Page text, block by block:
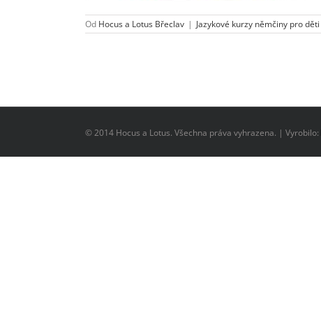
Od Hocus a Lotus Břeclav | Jazykové kurzy němčiny pro děti
© 2014 Hocus a Lotus. Všechna práva vyhrazena. | Vyrobilo: